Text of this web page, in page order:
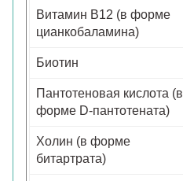
Витамин B12 (в форме
цианкобаламина)
Биотин
Пантотеновая кислота (в
форме D-пантотената)
Холин (в форме
битартрата)